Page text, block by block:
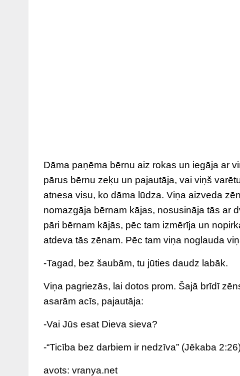
Dāma paņēma bērnu aiz rokas un iegāja ar
pārus bērnu zeķu un pajautāja, vai viņš
atnesa visu, ko dāma lūdza. Viņa aizveda
nomazgāja bērnam kājas, nosusināja tās ar
pāri bērnam kājās, pēc tam izmērīja un
atdeva tās zēnam. Pēc tam viņa noglauda
-Tagad, bez šaubām, tu jūties daudz labāk.
Viņa pagriezās, lai dotos prom. Šajā brīdī
asarām acīs, pajautāja:
-Vai Jūs esat Dieva sieva?
-“Ticība bez darbiem ir nedzīva” (Jēkaba
avots: vranya.net